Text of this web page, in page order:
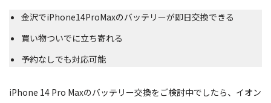
金沢でiPhone14ProMaxのバッテリーが即日交換できる
買い物ついでに立ち寄れる
予約なしでも対応可能
iPhone 14 Pro Maxのバッテリー交換をご検討中でしたら、イオン